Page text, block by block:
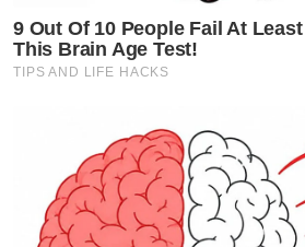
Masuk | Daftar VPoints:0
Anwar Ibrahim
Tata Kelola